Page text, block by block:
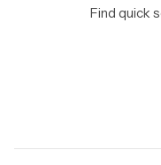
Find quick